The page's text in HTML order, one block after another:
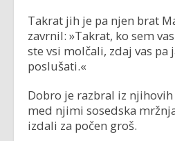
Takrat jih je pa njen brat
zavrnil: »Takrat, ko sem
ste vsi molčali, zdaj vas pa
poslušati.«
Dobro je razbral iz njihovih
med njimi sosedska
izdali za počen groš.